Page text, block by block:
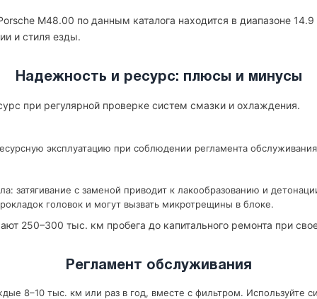
M48.00 по данным каталога находится в диапазоне
и стиля езды.
Надежность и ресурс: плюсы и минусы
при регулярной проверке систем смазки и охлаждения.
эксплуатацию при соблюдении регламента
затягивание с заменой приводит к лакообразованию и
головок и могут вызвать микротрещины в блоке.
250–300 тыс. км пробега до капитального ремонта при
Регламент обслуживания
8–10 тыс. км или раз в год, вместе с фильтром. Используйте